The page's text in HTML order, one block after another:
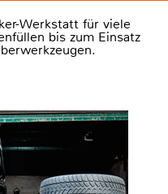
Werkstatt für viele
bis zum Einsatz